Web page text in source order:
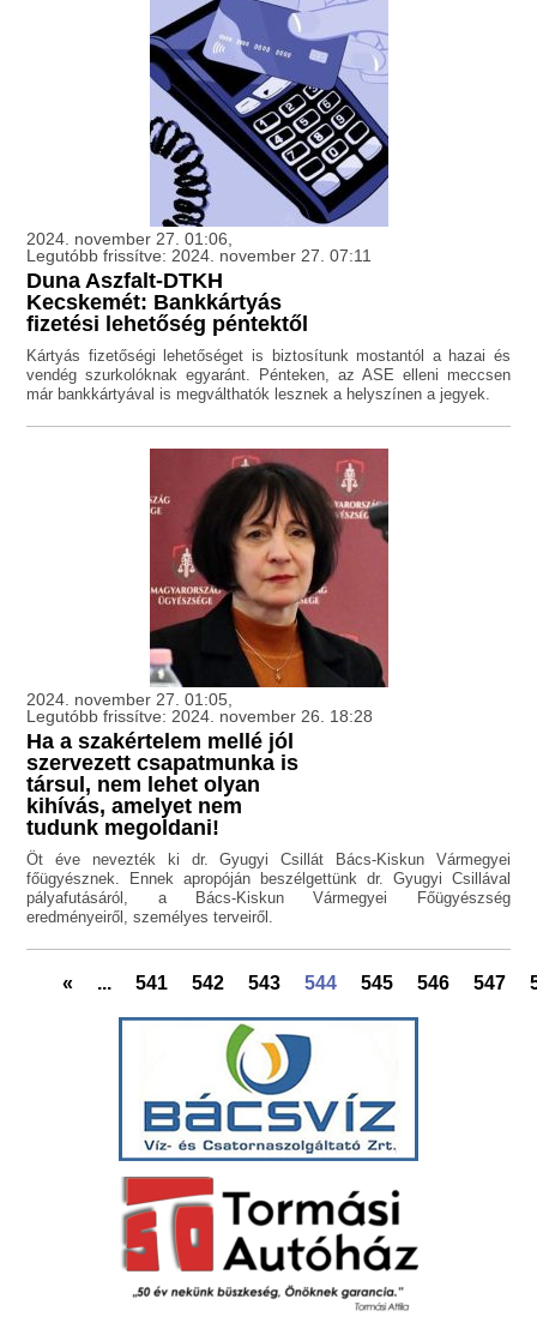
2024. november 27. 01:06,
Legutóbb frissítve: 2024. november 27. 07:11
Duna Aszfalt-DTKH
Kecskemét: Bankkártyás
fizetési lehetőség péntektől
Kártyás fizetőségi lehetőséget is biztosítunk mostantól a hazai és
vendég szurkolóknak egyaránt. Pénteken, az ASE elleni meccsen
már bankkártyával is megválthatók lesznek a helyszínen a jegyek.
2024. november 27. 01:05,
Legutóbb frissítve: 2024. november 26. 18:28
Ha a szakértelem mellé jól
szervezett csapatmunka is
társul, nem lehet olyan
kihívás, amelyet nem
tudunk megoldani!
Öt éve nevezték ki dr. Gyugyi Csillát Bács-Kiskun Vármegyei
főügyésznek. Ennek apropóján beszélgettünk dr. Gyugyi Csillával
pályafutásáról, a Bács-Kiskun Vármegyei Főügyészség
eredményeiről, személyes terveiről.
« ... 541 542 543 544 545 546 547